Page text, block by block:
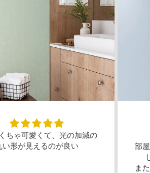
ちゃ可愛くて、光の加減の
い形が見えるのが良い
部
ま